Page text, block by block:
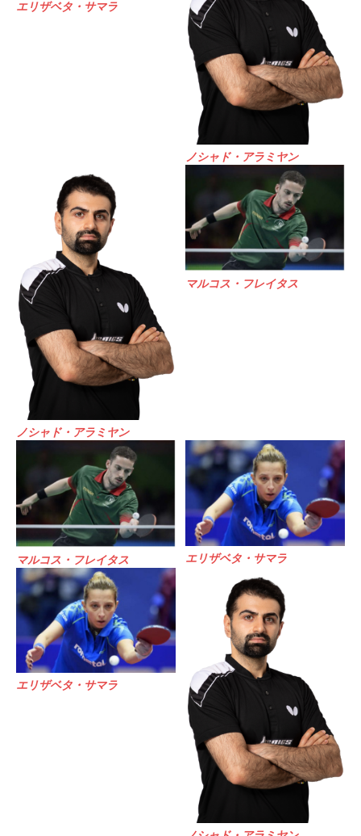
エリザベタ・サマラ
ノシャド・アラミヤン
ノシャド・アラミヤン
マルコス・フレイタス
マルコス・フレイタス エリザベタ・サマラ
エリザベタ・サマラ